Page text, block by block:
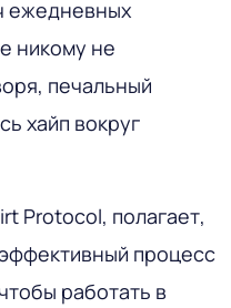
ежедневных
никому не
печальный
хайп вокруг
Protocol, полагает,
процесс
работать в